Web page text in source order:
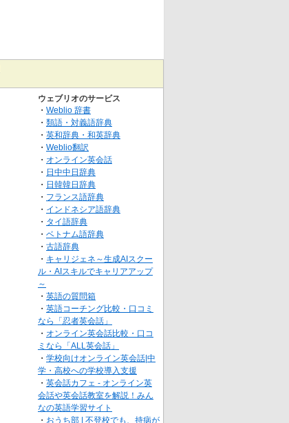
ウェブリオのサービス
・ Weblio 辞書
・ 類語・対義語辞典
・ 英和辞典・和英辞典
・ Weblio翻訳
・ オンライン英会話
・ 日中中日辞典
・ 日韓韓日辞典
・ フランス語辞典
・ インドネシア語辞典
・ タイ語辞典
・ ベトナム語辞典
・ 古語辞典
・ キャリジェネ～生成AIスクー
ル・AIスキルでキャリアアップ
～
・ 英語の質問箱
・ 英語コーチング比較・口コミ
なら「忍者英会話」
・ オンライン英会話比較・口コ
ミなら「ALL英会話」
・ 学校向けオンライン英会話|中
学・高校への学校導入支援
・ 英会話カフェ - オンライン英
会話や英会話教室を解説！みん
なの英語学習サイト
・ おうち部 | 不登校でも、持病が